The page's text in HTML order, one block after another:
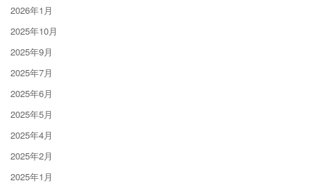
2026年1月
2025年10月
2025年9月
2025年7月
2025年6月
2025年5月
2025年4月
2025年2月
2025年1月